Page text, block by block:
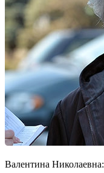
Валентина Николаевна: